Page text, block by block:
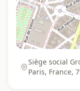
Siège social
Paris, France,